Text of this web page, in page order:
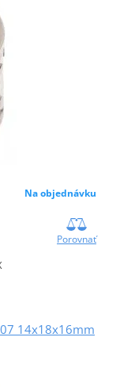
Na objednávku
Porovnať
14x18x16mm